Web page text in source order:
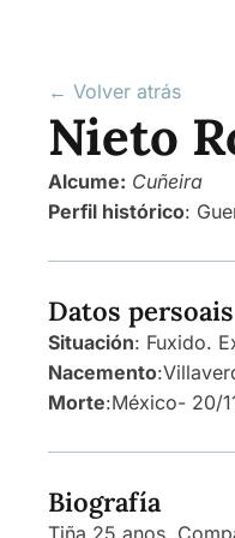
← Volver atrás
Nieto
Alcume: Cuñeira
Perfil histórico:
Datos persoais
Situación: Fuxido.
Nacemento:
Morte:México- 20/
Biografía
Tiña 25 anos.